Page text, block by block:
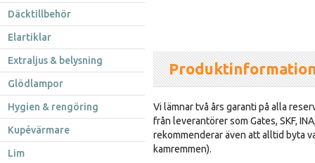
Däcktillbehör
Elartiklar
Extraljus & belysning
Glödlampor
Hygien & rengöring
Kupévärmare
Lim
Vi lämnar två års garanti på alla
från leverantörer som Gates, SKF,
rekommenderar även att alltid byta
kamremmen).